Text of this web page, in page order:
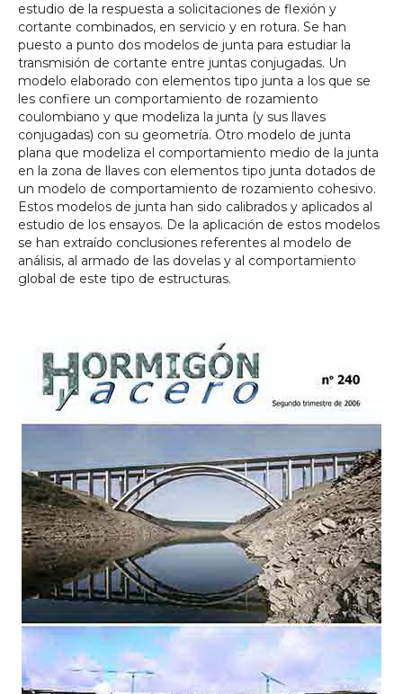
estudio de la respuesta a solicitaciones de flexión y
cortante combinados, en servicio y en rotura. Se han
puesto a punto dos modelos de junta para estudiar la
transmisión de cortante entre juntas conjugadas. Un
modelo elaborado con elementos tipo junta a los que se
les confiere un comportamiento de rozamiento
coulombiano y que modeliza la junta (y sus llaves
conjugadas) con su geometría. Otro modelo de junta
plana que modeliza el comportamiento medio de la junta
en la zona de llaves con elementos tipo junta dotados de
un modelo de comportamiento de rozamiento cohesivo.
Estos modelos de junta han sido calibrados y aplicados al
estudio de los ensayos. De la aplicación de estos modelos
se han extraído conclusiones referentes al modelo de
análisis, al armado de las dovelas y al comportamiento
global de este tipo de estructuras.